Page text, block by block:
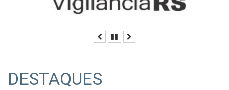
AnteriorPausar
DESTAQUES